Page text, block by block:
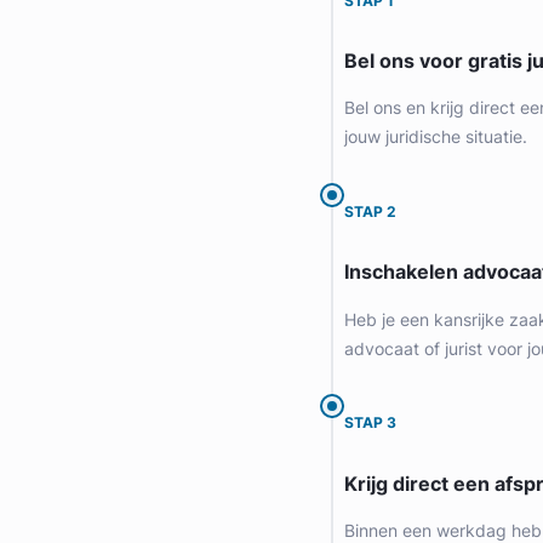
Bel ons voor gratis
Bel ons en krijg direct
jouw juridische situatie.
STAP 2
Inschakelen
Heb je een kansrijke
advocaat of jurist voor
STAP 3
Krijg direct een
Binnen een werkdag